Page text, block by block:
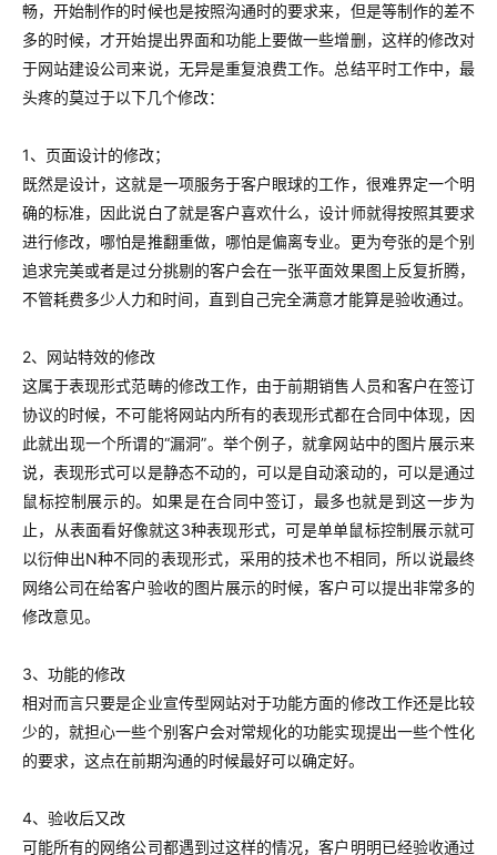
畅，开始制作的时候也是按照沟通时的要求来，但是等制作的差不
多的时候，才开始提出界面和功能上要做一些增删，这样的修改对
于网站建设公司来说，无异是重复浪费工作。总结平时工作中，最
头疼的莫过于以下几个修改：
1、页面设计的修改；
既然是设计，这就是一项服务于客户眼球的工作，很难界定一个明
确的标准，因此说白了就是客户喜欢什么，设计师就得按照其要求
进行修改，哪怕是推翻重做，哪怕是偏离专业。 更为夸张的是个别
追求完美或者是过分挑剔的客户会在一张平面效果图上反复折腾，
不管耗费多少人力和时间，直到自己完全满意才能算是验收通过。
2、网站特效的修改
这属于表现形式范畴的修改工作，由于前期销售人员和客户在签订
协议的时候，不可能将网站内所有的表现形式都在合同中体现，因
此就出现一个所谓的“漏洞”。 举个例子，就拿网站中的图片展示来
说，表现形式可以是静态不动的，可以是自动滚动的，可以是通过
鼠标控制展示的。如果是在合同中签订，最多也就是到这一步为
止，从表面看好像就这3种表现形式，可是单单鼠标控制展示就可
以衍伸出N种不同的表现形式，采用的技术也不相同，所以说最终
网络公司在给客户验收的图片展示的时候，客户可以提出非常多的
修改意见。
3、功能的修改
相对而言只要是企业宣传型网站对于功能方面的修改工作还是比较
少的，就担心一些个别客户会对常规化的功能实现提出一些个性化
的要求，这点在前期沟通的时候最好可以确定好。
4、验收后又改
可能所有的网络公司都遇到过这样的情况，客户明明已经验收通过